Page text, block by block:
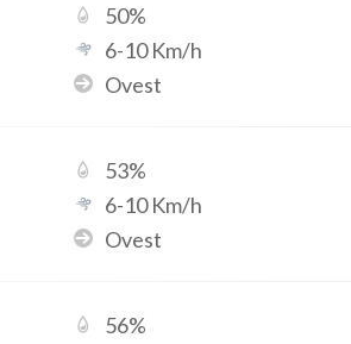
50%
6-10Km/h
Ovest
53%
6-10Km/h
Ovest
56%